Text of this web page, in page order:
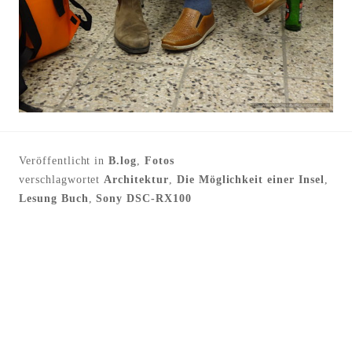
Veröffentlicht inB.log,Fotos
verschlagwortetArchitektur, Die Möglichkeit einer Insel,
Lesung Buch,Sony DSC-RX100